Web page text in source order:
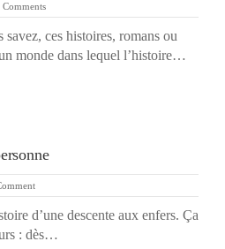
Comments
savez, ces histoires, romans ou
monde dans lequel l’histoire…
d’une descente aux enfers. Ça
: dès…